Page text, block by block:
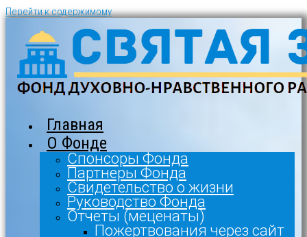
Перейти к содержимому
Главная
О Фонде
Спонсоры Фонда
Партнеры Фонда
Свидетельство о жизни
Руководство Фонда
Отчеты (меценаты)
Пожертвования через сайт